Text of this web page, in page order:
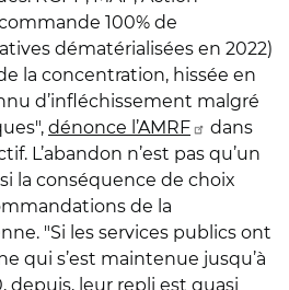
100% de
dématérialisées en 2022)
la concentration, hissée en
d’infléchissement malgré
dénonce l’AMRF
dans
L’abandon n’est pas qu’un
la conséquence de choix
de la
"Si les services publics ont
qui s’est maintenue jusqu’à
depuis, leur repli est quasi